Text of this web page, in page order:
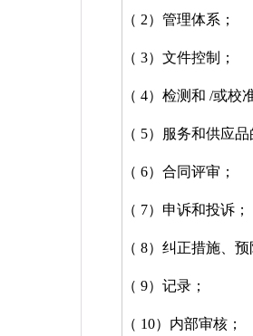
（ 2）管理体系；
（ 3）文件控制；
（ 4）检测和 /或校
（ 5）服务和供应品
（ 6）合同评审；
（ 7）申诉和投诉；
（ 8）纠正措施、预
（ 9）记录；
（ 10）内部审核；